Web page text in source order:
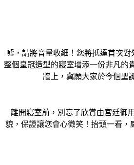
噓，請將音量收細！您將抵達首次
整個皇冠造型的寢室增添一份非凡的
牆上，冀願大家於今個聖
離開寢室前，別忘了欣賞由宮廷御
貌，保證讓您會心微笑！抬頭一看，